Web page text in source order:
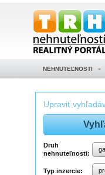
NEHNUTEĽNOSTI
Upraviť
Druh
nehnuteľnosti:
Typ inzercie: